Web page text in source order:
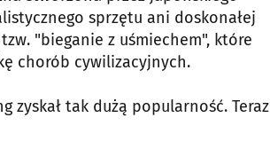
sprzętu ani doskonałej
"bieganie z uśmiechem", które
chorób cywilizacyjnych.
zyskał tak dużą popularność. Teraz